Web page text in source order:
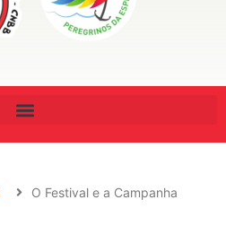
O Festival e a Campanha